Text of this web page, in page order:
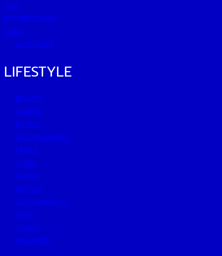
CEO
ENTREPRENEUR
GURU
SUSTAINISM
LIFESTYLE
BEAUTY
CAREER
EATERY
ENTERTAINMENT
FAMILY
LIVING
MONEY
MUTELU
SUSTAINABILITY
TECH
TRAVEL
WELLNESS